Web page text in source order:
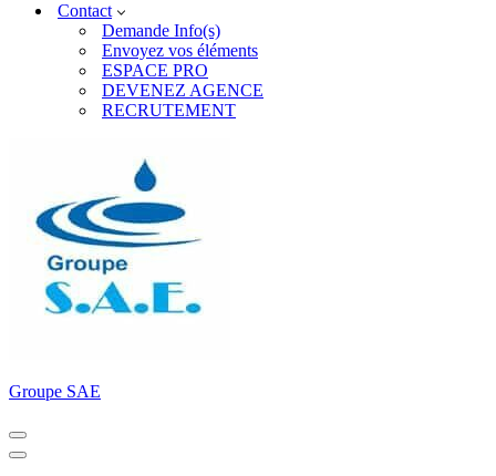
Contact
Demande Info(s)
Envoyez vos éléments
ESPACE PRO
DEVENEZ AGENCE
RECRUTEMENT
Groupe SAE
Menu
de
Menu